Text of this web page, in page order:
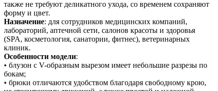
также не требуют деликатного ухода, со временем сохраняют
форму и цвет.
Назначение: для сотрудников медицинских компаний,
лабораторий, аптечной сети, салонов красоты и здоровья
(SPA, косметология, санатории, фитнес), ветеринарных
клиник.
Особенности модели:
• блузон с V-образным вырезом имеет небольшие разрезы по
бокам;
• брюки отличаются удобством благодаря свободному крою,